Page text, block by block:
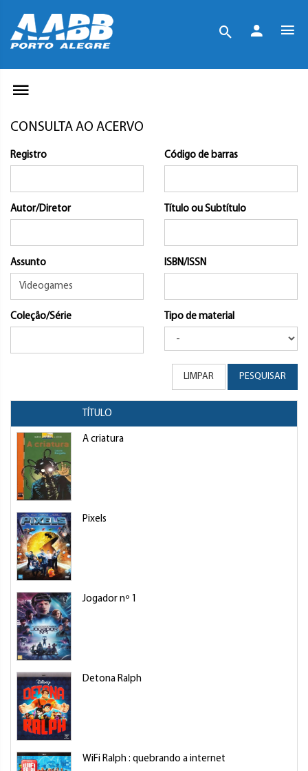
CONSULTA AO ACERVO
Registro Código de barras
Autor/Diretor Título ou Subtítulo
Assunto ISBN/ISSN
Coleção/Série Tipo de material
LIMPAR PESQUISAR
TÍTULO
A criatura
Pixels
Jogador nº 1
Detona Ralph
WiFi Ralph : quebrando a internet